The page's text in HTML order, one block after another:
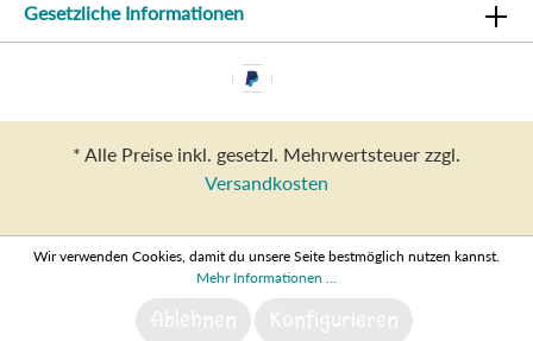
Gesetzliche Informationen
* Alle Preise inkl. gesetzl. Mehrwertsteuer zzgl.
Versandkosten
Wir verwenden Cookies, damit du unsere Seite bestmöglich nutzen kannst.
Mehr Informationen ...